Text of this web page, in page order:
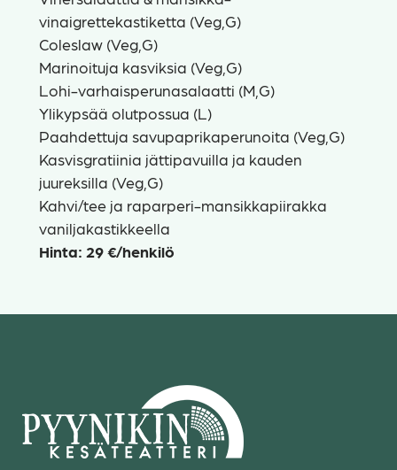
vinaigrettekastiketta (Veg,G)
Coleslaw (Veg,G)
Marinoituja kasviksia (Veg,G)
Lohi-varhaisperunasalaatti (M,G)
Ylikypsää olutpossua (L)
Paahdettuja savupaprikaperunoita (Veg,G)
Kasvisgratiinia jättipavuilla ja kauden
juureksilla (Veg,G)
Kahvi/tee ja raparperi-mansikkapiirakka
vaniljakastikkeella
Hinta: 29 €/henkilö